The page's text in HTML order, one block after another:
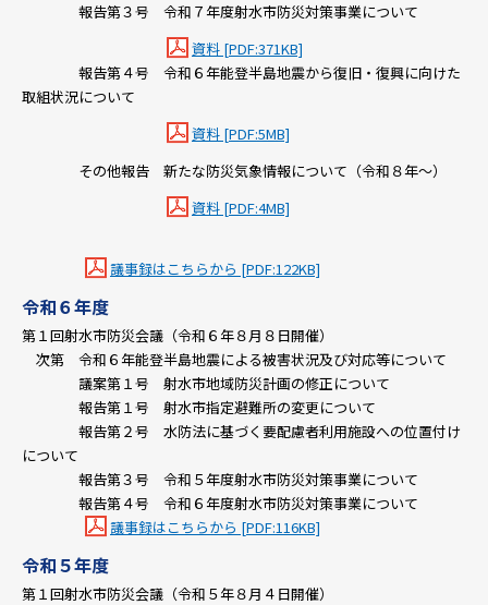
報告第３号 令和７年度射水市防災対策事業について
資料 [PDF:371KB]
報告第４号 令和６年能登半島地震から復旧・復興に向けた
取組状況について
資料 [PDF:5MB]
その他報告 新たな防災気象情報について（令和８年～）
資料 [PDF:4MB]
議事録はこちらから [PDF:122KB]
令和６年度
第１回射水市防災会議（令和６年８月８日開催）
次第 令和６年能登半島地震による被害状況及び対応等について
議案第１号 射水市地域防災計画の修正について
報告第１号 射水市指定避難所の変更について
報告第２号 水防法に基づく要配慮者利用施設への位置付け
について
報告第３号 令和５年度射水市防災対策事業について
報告第４号 令和６年度射水市防災対策事業について
議事録はこちらから [PDF:116KB]
令和５年度
第１回射水市防災会議（令和５年８月４日開催）